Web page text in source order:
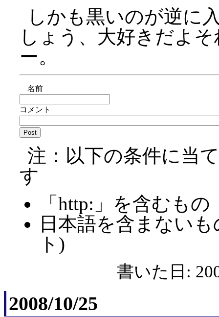
しかも黒いのが逆に
しょう、大好きだよ
ー。
名前
コメント
注：以下の条件に当
す
「http:」を含むもの
日本語を含まない
ト)
書いた日:
2008/10/25